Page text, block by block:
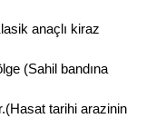
anaçlı kiraz
(Sahil bandına
tarihi arazinin